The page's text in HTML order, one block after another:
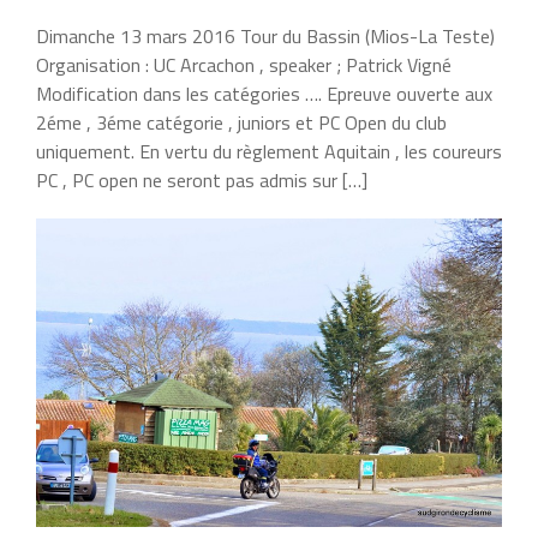
Dimanche 13 mars 2016 Tour du Bassin (Mios-La Teste)
Organisation : UC Arcachon , speaker ; Patrick Vigné
Modification dans les catégories …. Epreuve ouverte aux
2éme , 3éme catégorie , juniors et PC Open du club
uniquement. En vertu du règlement Aquitain , les coureurs
PC , PC open ne seront pas admis sur […]